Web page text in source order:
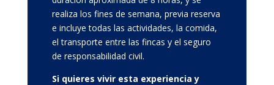
realiza los fines de semana, previa reserva
e incluye todas las actividades, la comida,
el transporte entre las fincas y el seguro
de responsabilidad civil.
Si quieres vivir esta experiencia y